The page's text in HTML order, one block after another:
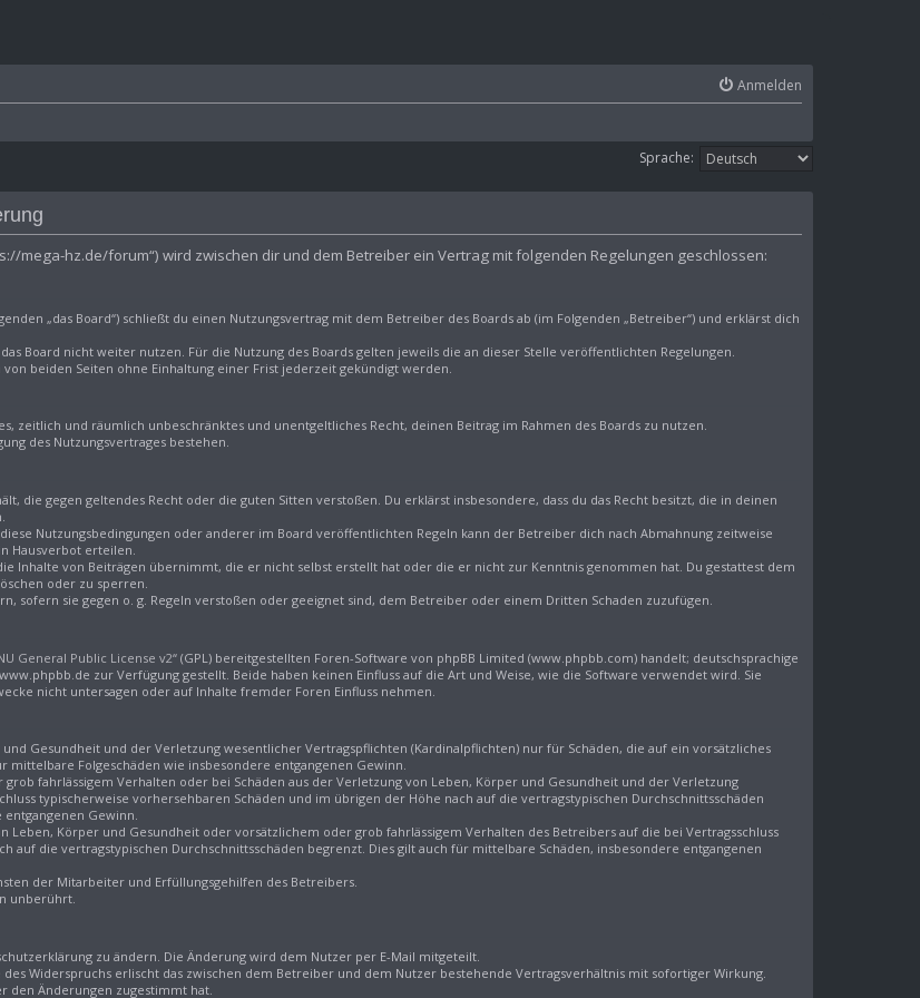
Anmelden
Sprache:
mega-hz.de/forum“) wird zwischen dir und dem Betreiber ein Vertrag mit folgenden Regelungen geschlossen:
„das Board“) schließt du einen Nutzungsvertrag mit dem Betreiber des Boards ab (im Folgenden „Betreiber“) und erklärst dich
Board nicht weiter nutzen. Für die Nutzung des Boards gelten jeweils die an dieser Stelle veröffentlichten Regelungen.
beiden Seiten ohne Einhaltung einer Frist jederzeit gekündigt werden.
zeitlich und räumlich unbeschränktes und unentgeltliches Recht, deinen Beitrag im Rahmen des Boards zu nutzen.
des Nutzungsvertrages bestehen.
die gegen geltendes Recht oder die guten Sitten verstoßen. Du erklärst insbesondere, dass du das Recht besitzt, die in deinen
Nutzungsbedingungen oder anderer im Board veröffentlichten Regeln kann der Betreiber dich nach Abmahnung zeitweise
Hausverbot erteilen.
Inhalte von Beiträgen übernimmt, die er nicht selbst erstellt hat oder die er nicht zur Kenntnis genommen hat. Du gestattest dem
oder zu sperren.
sofern sie gegen o. g. Regeln verstoßen oder geeignet sind, dem Betreiber oder einem Dritten Schaden zuzufügen.
General Public License v2“ (GPL) bereitgestellten Foren-Software von phpBB Limited (www.phpbb.com) handelt; deutschsprachige
zur Verfügung gestellt. Beide haben keinen Einfluss auf die Art und Weise, wie die Software verwendet wird. Sie
nicht untersagen oder auf Inhalte fremder Foren Einfluss nehmen.
Gesundheit und der Verletzung wesentlicher Vertragspflichten (Kardinalpflichten) nur für Schäden, die auf ein vorsätzliches
Folgeschäden wie insbesondere entgangenen Gewinn.
fahrlässigem Verhalten oder bei Schäden aus der Verletzung von Leben, Körper und Gesundheit und der Verletzung
typischerweise vorhersehbaren Schäden und im übrigen der Höhe nach auf die vertragstypischen Durchschnittsschäden
Gewinn.
Körper und Gesundheit oder vorsätzlichem oder grob fahrlässigem Verhalten des Betreibers auf die bei Vertragsschluss
auf die vertragstypischen Durchschnittsschäden begrenzt. Dies gilt auch für mittelbare Schäden, insbesondere entgangenen
der Mitarbeiter und Erfüllungsgehilfen des Betreibers.
unberührt.
zu ändern. Die Änderung wird dem Nutzer per E-Mail mitgeteilt.
Widerspruchs erlischt das zwischen dem Betreiber und dem Nutzer bestehende Vertragsverhältnis mit sofortiger Wirkung.
den Änderungen zugestimmt hat.